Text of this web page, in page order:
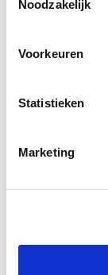
Noodzakelijk
Voorkeuren
Statistieken
Marketing
Let op: vul hier
aangemeld voor